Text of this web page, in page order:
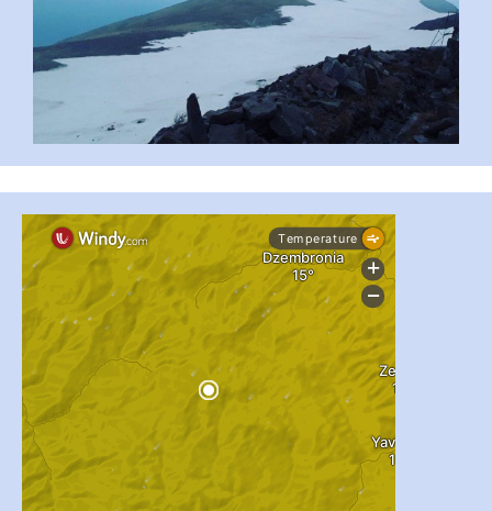
...
pimrec_project